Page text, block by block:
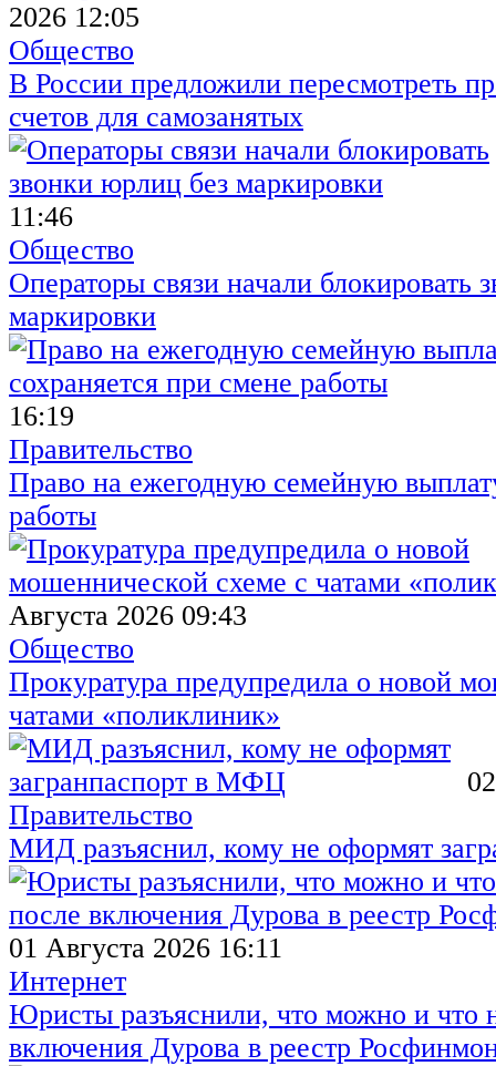
2026 12:05
Общество
В России предложили пересмотреть
счетов для самозанятых
11:46
Общество
Операторы связи начали блокировать
маркировки
16:19
Правительство
Право на ежегодную семейную
работы
Августа 2026 09:43
Общество
Прокуратура предупредила о новой
чатами «поликлиник»
Правительство
МИД разъяснил, кому не оформят
01 Августа 2026 16:11
Интернет
Юристы разъяснили, что можно и что
включения Дурова в реестр